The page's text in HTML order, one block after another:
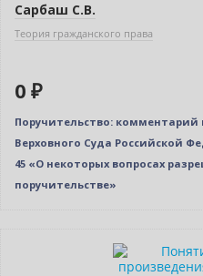
Сарбаш С.В.
Теория гражданского права
0 ₽
Поручительство:
Верховного Суда Российской
45 «О некоторых вопросах
поручительстве»